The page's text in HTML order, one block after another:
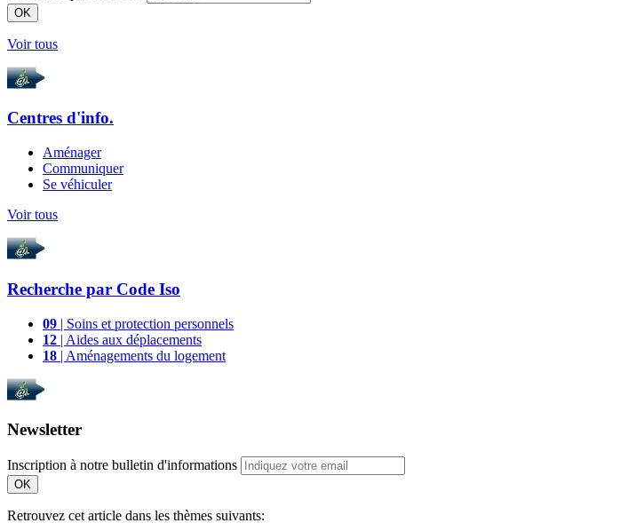
OK
Voir tous
Centres d'info.
Aménager
Communiquer
Se véhiculer
Voir tous
Recherche par Code Iso
09 | Soins et protection personnels
12 | Aides aux déplacements
18 | Aménagements du logement
Newsletter
Inscription à notre bulletin d'informations
OK
Retrouvez cet article dans les thèmes suivants: